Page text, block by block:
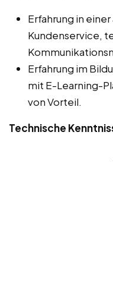
Erfahrung in
Kundenservice,
Erfahrung im
mit E-Learning-
von Vorteil.
Technische